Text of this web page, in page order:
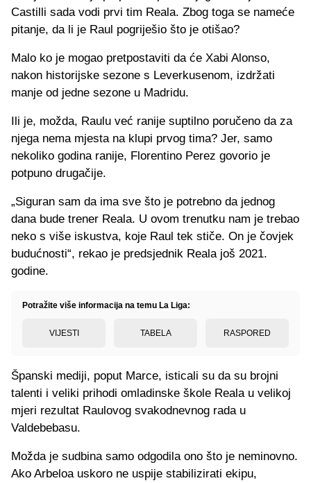
Castilli sada vodi prvi tim Reala. Zbog toga se nameće
pitanje, da li je Raul pogriješio što je otišao?
Malo ko je mogao pretpostaviti da će Xabi Alonso,
nakon historijske sezone s Leverkusenom, izdržati
manje od jedne sezone u Madridu.
Ili je, možda, Raulu već ranije suptilno poručeno da za
njega nema mjesta na klupi prvog tima? Jer, samo
nekoliko godina ranije, Florentino Perez govorio je
potpuno drugačije.
„Siguran sam da ima sve što je potrebno da jednog
dana bude trener Reala. U ovom trenutku nam je trebao
neko s više iskustva, koje Raul tek stiče. On je čovjek
budućnosti“, rekao je predsjednik Reala još 2021.
godine.
Potražite više informacija na temu La Liga:
VIJESTI TABELA RASPORED
Španski mediji, poput Marce, isticali su da su brojni
talenti i veliki prihodi omladinske škole Reala u velikoj
mjeri rezultat Raulovog svakodnevnog rada u
Valdebebasu.
Možda je sudbina samo odgodila ono što je neminovno.
Ako Arbeloa uskoro ne uspije stabilizirati ekipu,